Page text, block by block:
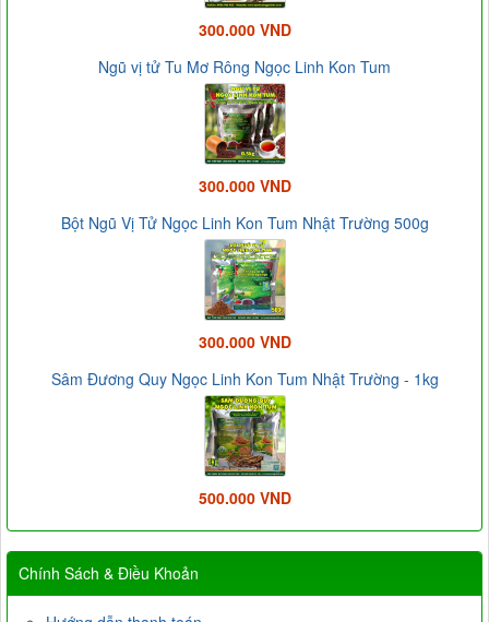
300.000 VND
Ngũ vị tử Tu Mơ Rông Ngọc Linh Kon Tum
300.000 VND
Bột Ngũ Vị Tử Ngọc Linh Kon Tum Nhật Trường 500g
300.000 VND
Sâm Đương Quy Ngọc Linh Kon Tum Nhật Trường - 1kg
500.000 VND
Chính Sách & Điều Khoản